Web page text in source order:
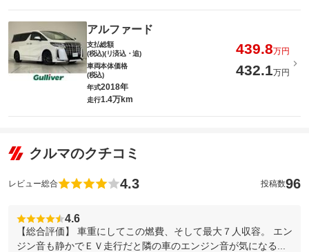
アルファード
支払総額
(税込)(リ済込・追)
439.8万円
車両本体価格
(税込)
432.1万円
年式2018年
走行1.4万km
クルマのクチコミ
レビュー総合 4.3 投稿数96
4.6
【総合評価】 車重にしてこの燃費、そして最大７人収容。 エン
ジン音も静かでＥＶ走行だと隣の車のエンジン音が気になる...